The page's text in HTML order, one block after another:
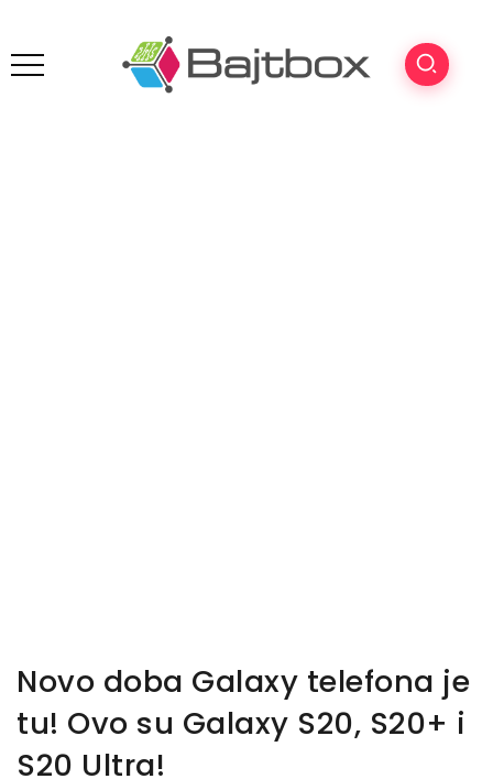
Novo doba Galaxy telefona je
tu! Ovo su Galaxy S20, S20+ i
S20 Ultra!